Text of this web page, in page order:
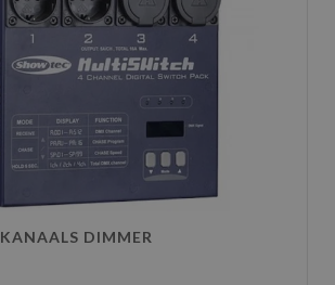
DIMMER